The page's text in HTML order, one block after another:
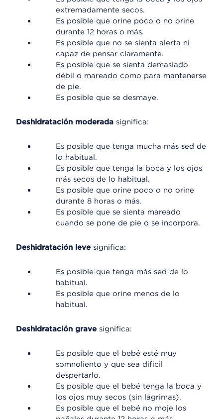
extremadamente secos.
Es posible que orine poco o no orine
durante 12 horas o más.
Es posible que no se sienta alerta ni
capaz de pensar claramente.
Es posible que se sienta demasiado
débil o mareado como para mantenerse
de pie.
Es posible que se desmaye.
Deshidratación moderada significa:
Es posible que tenga mucha más sed de
lo habitual.
Es posible que tenga la boca y los ojos
más secos de lo habitual.
Es posible que orine poco o no orine
durante 8 horas o más.
Es posible que se sienta mareado
cuando se pone de pie o se incorpora.
Deshidratación leve significa:
Es posible que tenga más sed de lo
habitual.
Es posible que orine menos de lo
habitual.
Deshidratación grave significa:
Es posible que el bebé esté muy
somnoliento y que sea difícil
despertarlo.
Es posible que el bebé tenga la boca y
los ojos muy secos (sin lágrimas).
Es posible que el bebé no moje los